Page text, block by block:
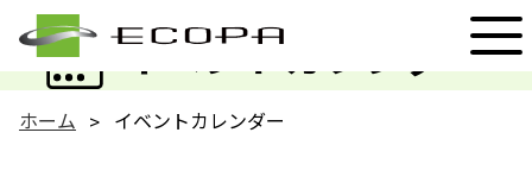
イベントカレンダー
EVENT
ホーム イベントカレンダー